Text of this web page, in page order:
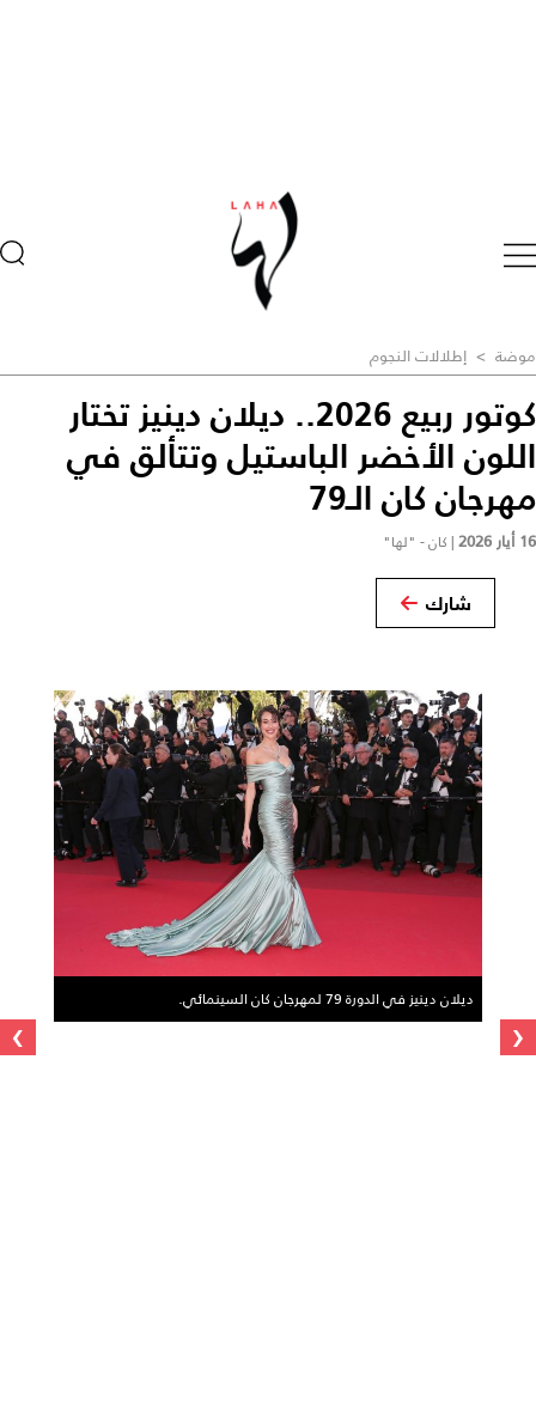
موضة > إطلالات النجوم
كوتور ربيع 2026.. ديلان دينيز تختار
اللون الأخضر الباستيل وتتألق في
مهرجان كان الـ79
16 أيار 2026 | كان - "لها"
شارك
ديلان دينيز في الدورة 79 لمهرجان كان السينمائي.
‹
›